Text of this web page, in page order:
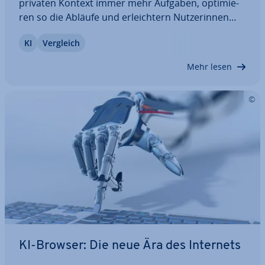
privaten Kontext immer mehr Aufgaben, op­ti­mie­
ren so die Abläufe und er­leich­tern Nut­ze­rin­nen
KI-Assistent genau ist, wo die Programme zum
KI Vergleich
Mehr lesen
KI-Browser: Die neue Ära des Internets